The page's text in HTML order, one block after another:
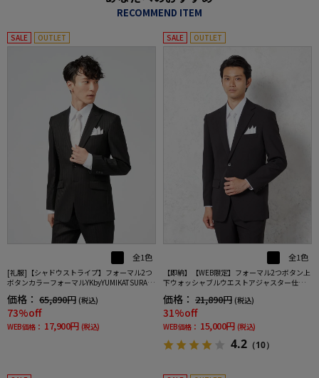
RECOMMEND ITEM
SALE OUTLET
全1色
[礼服]【シャドウストライプ】フォーマル2つ
ボタンカラーフォーマルYKbyYUMIKATSURAセ
価格： 65,890円 (税込)
73%off
WEB価格： 17,900円 (税込)
SALE OUTLET
全1色
【即納】【WEB限定】フォーマル2つボタン上
下ウォッシャブルウエストアジャスター仕様
価格： 21,890円 (税込)
31%off
WEB価格： 15,000円 (税込)
4.2 （10）